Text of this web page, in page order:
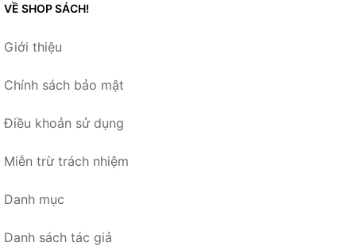
VỀ SHOP SÁCH!
Giới thiệu
Chính sách bảo mật
Điều khoản sử dụng
Miễn trừ trách nhiệm
Danh mục
Danh sách tác giả